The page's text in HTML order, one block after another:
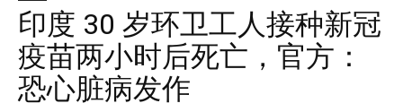
印度 30 岁环卫工人接种新冠
疫苗两小时后死亡，官方：
恐心脏病发作